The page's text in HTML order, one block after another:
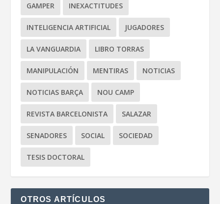
GAMPER INEXACTITUDES
INTELIGENCIA ARTIFICIAL JUGADORES
LA VANGUARDIA LIBRO TORRAS
MANIPULACIÓN MENTIRAS NOTICIAS
NOTICIAS BARÇA NOU CAMP
REVISTA BARCELONISTA SALAZAR
SENADORES SOCIAL SOCIEDAD
TESIS DOCTORAL
OTROS ARTÍCULOS